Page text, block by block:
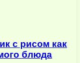
с рисом как
блюда